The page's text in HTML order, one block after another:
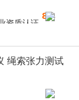
8年
绳索张力测试